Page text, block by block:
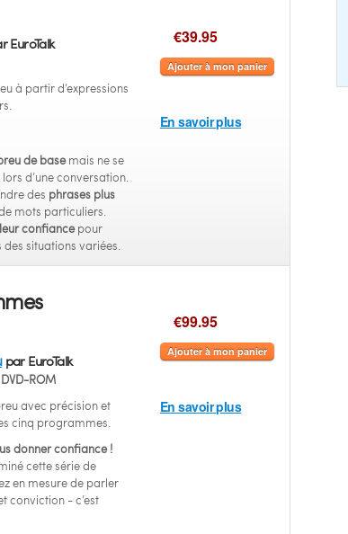
EuroTalk
à partir d’expressions
de basemais ne se
lors d’une conversation.
des phrases plus
mots particuliers.
confiancepour
situations variées.
€39.95
Ajouter à mon panier
En savoir plus
par EuroTalk
ROM
avec précision et
cinq programmes.
donner confiance !
cette série de
en mesure de parler
conviction - c’est
€99.95
Ajouter à mon panier
En savoir plus